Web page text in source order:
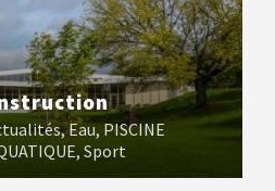
,Eau, PISCINE
, Sport